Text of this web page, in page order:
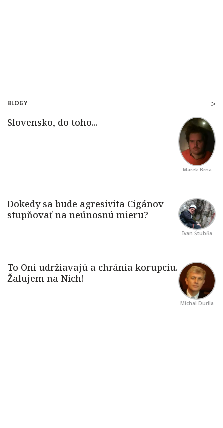
BLOGY
Marek Brna
Ivan Štubňa
Michal Durila